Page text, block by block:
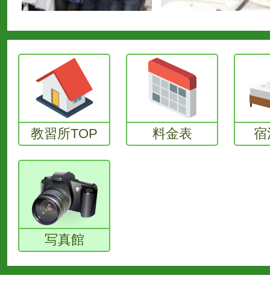
教習所TOP 料金表 宿
写真館